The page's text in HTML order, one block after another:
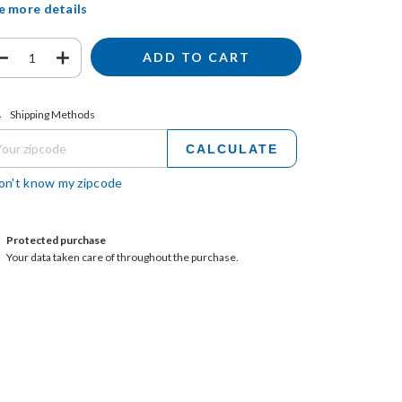
more details
for zipcode:
Shipping Methods
CALCULATE
know my zipcode
Protected purchase
Your data taken care of throughout the purchase.